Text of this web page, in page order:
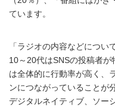
ています。
「ラジオの内容などについ
10～20代はSNSの投稿者
は全体的に行動率が高く、
ンにつながっていることが
デジタルネイティブ、ソー